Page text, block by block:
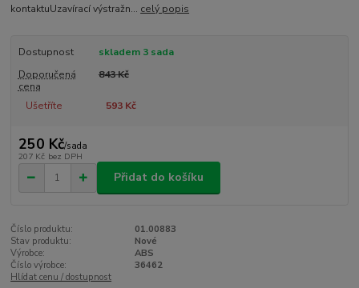
kontaktuUzavírací výstražn... celý popis
Dostupnost
skladem 3 sada
Doporučená
cena
843 Kč
Ušetříte 593 Kč
250 Kč/sada
207 Kč bez DPH
Přidat do košíku
Číslo produktu:
01.00883
Stav produktu:
Nové
Výrobce:
ABS
Číslo výrobce:
36462
Hlídat cenu / dostupnost